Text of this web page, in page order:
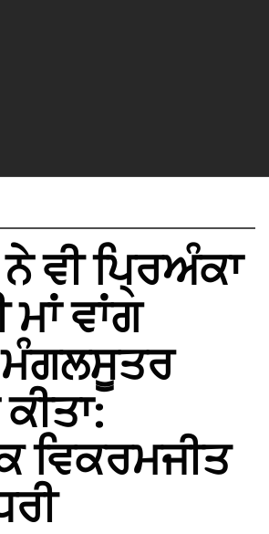
ਵੀ ਪ੍ਰਿਅੰਕਾ
ਮਾਂ ਵਾਂਗ
ਵਿਕਰਮਜੀਤ